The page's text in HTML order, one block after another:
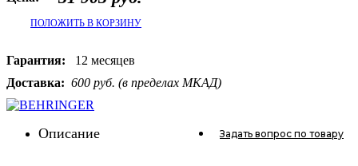
ПОЛОЖИТЬ В КОРЗИНУ
Гарантия: 12 месяцев
Доставка: 600 руб. (в пределах МКАД)
Описание Задать вопрос по товару